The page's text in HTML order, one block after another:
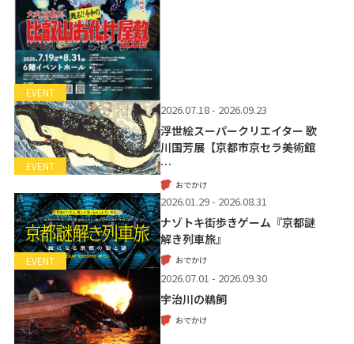
EVENT
EVENT
2026.07.18 - 2026.09.23
浮世絵スーパークリエイター 歌
川国芳展【京都市京セラ美術館
…
おでかけ
EVENT
2026.01.29 - 2026.08.31
ナゾトキ街歩きゲーム『京都謎
解き列車旅』
おでかけ
2026.07.01 - 2026.09.30
宇治川の鵜飼
おでかけ